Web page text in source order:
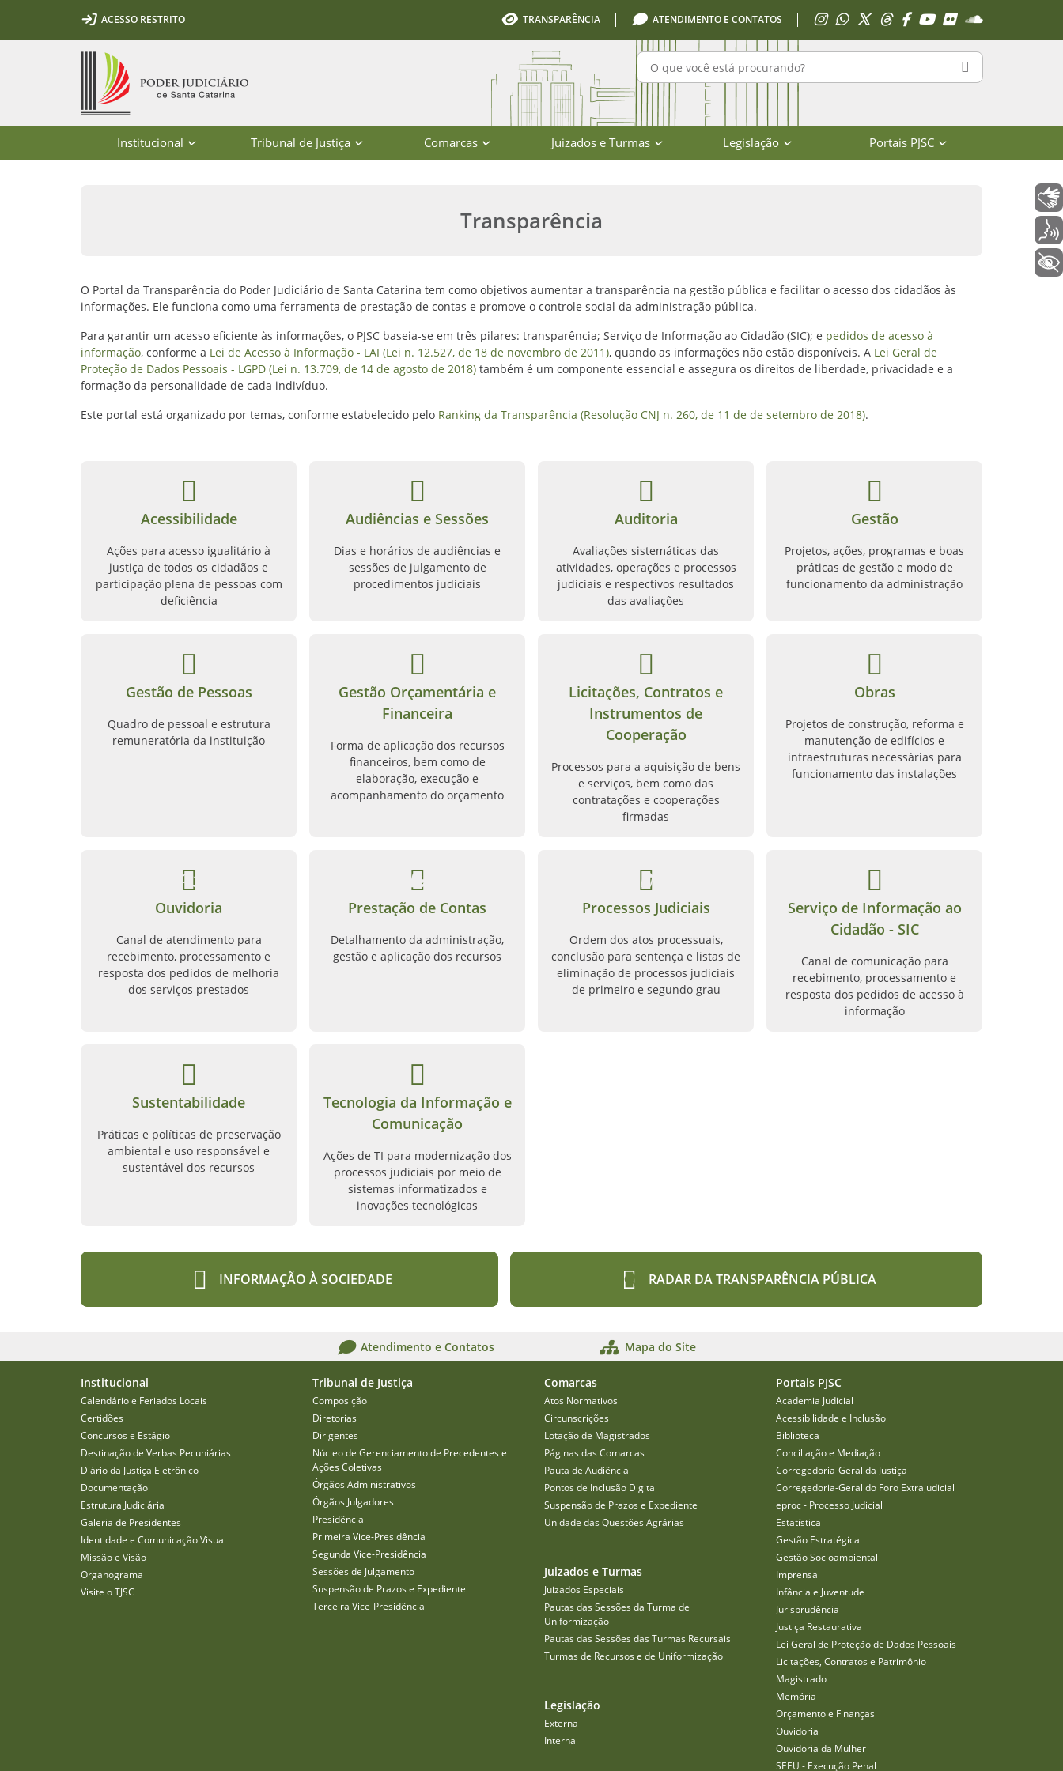
Ir para o conteúdo
Ir para a ferramenta de acessibilidade - Rybená
Ir para o menu principal
Ir para a pesquisa
Ir para o rodapé
Ir para a página inicialACESSO RESTRITO TRANSPARÊNCIA ATENDIMENTO E CONTATOS Acessar Instagram
Acessar WhatsApp
Acessar XAcessar Threads
Acessar Facebook
Acessar YouTube
Acessar Flickr
Acessar
Pesquisar no portal PESQUISAR
Institucional Tribunal de Justiça Comarcas Juizados e Turmas Legislação Portais PJSC
Transparência
O Portal da Transparência do Poder Judiciário de Santa Catarina tem como objetivos aumentar a transparência na gestão pública e facilitar o acesso dos cidadãos às
informações. Ele funciona como uma ferramenta de prestação de contas e promove o controle social da administração pública.
Para garantir um acesso eficiente às informações, o PJSC baseia-se em três pilares: transparência; Serviço de Informação ao Cidadão (SIC); e pedidos de acesso à
informação, conforme a Lei de Acesso à Informação - LAI (Lei n. 12.527, de 18 de novembro de 2011), quando as informações não estão disponíveis. A Lei Geral de
Proteção de Dados Pessoais - LGPD (Lei n. 13.709, de 14 de agosto de 2018) também é um componente essencial e assegura os direitos de liberdade, privacidade e a
formação da personalidade de cada indivíduo.
Este portal está organizado por temas, conforme estabelecido pelo Ranking da Transparência (Resolução CNJ n. 260, de 11 de de setembro de 2018).
Acessibilidade
Ações para acesso igualitário à
justiça de todos os cidadãos e
participação plena de pessoas com
deficiência
Audiências e Sessões
Dias e horários de audiências e
sessões de julgamento de
procedimentos judiciais
Auditoria
Avaliações sistemáticas das
atividades, operações e processos
judiciais e respectivos resultados
das avaliações
Gestão
Projetos, ações, programas e boas
práticas de gestão e modo de
funcionamento da administração
Gestão de Pessoas
Quadro de pessoal e estrutura
remuneratória da instituição
Gestão Orçamentária e
Financeira
Forma de aplicação dos recursos
financeiros, bem como de
elaboração, execução e
acompanhamento do orçamento
Licitações, Contratos e
Instrumentos de
Cooperação
Processos para a aquisição de bens
e serviços, bem como das
contratações e cooperações
firmadas
Obras
Projetos de construção, reforma e
manutenção de edifícios e
infraestruturas necessárias para
funcionamento das instalações
Ouvidoria
Canal de atendimento para
recebimento, processamento e
resposta dos pedidos de melhoria
dos serviços prestados
Prestação de Contas
Detalhamento da administração,
gestão e aplicação dos recursos
Processos Judiciais
Ordem dos atos processuais,
conclusão para sentença e listas de
eliminação de processos judiciais
de primeiro e segundo grau
Serviço de Informação ao
Cidadão - SIC
Canal de comunicação para
recebimento, processamento e
resposta dos pedidos de acesso à
informação
Sustentabilidade
Práticas e políticas de preservação
ambiental e uso responsável e
sustentável dos recursos
Tecnologia da Informação e
Comunicação
Ações de TI para modernização dos
processos judiciais por meio de
sistemas informatizados e
inovações tecnológicas
INFORMAÇÃO À SOCIEDADE RADAR DA TRANSPARÊNCIA PÚBLICA
Atendimento e Contatos Mapa do Site
Institucional
Calendário e Feriados Locais
Certidões
Concursos e Estágio
Destinação de Verbas Pecuniárias
Diário da Justiça Eletrônico
Documentação
Estrutura Judiciária
Galeria de Presidentes
Identidade e Comunicação Visual
Missão e Visão
Organograma
Visite o TJSC
Tribunal de Justiça
Composição
Diretorias
Dirigentes
Núcleo de Gerenciamento de Precedentes e
Ações Coletivas
Órgãos Administrativos
Órgãos Julgadores
Presidência
Primeira Vice-Presidência
Segunda Vice-Presidência
Sessões de Julgamento
Suspensão de Prazos e Expediente
Terceira Vice-Presidência
Comarcas
Atos Normativos
Circunscrições
Lotação de Magistrados
Páginas das Comarcas
Pauta de Audiência
Pontos de Inclusão Digital
Suspensão de Prazos e Expediente
Unidade das Questões Agrárias
Juizados e Turmas
Juizados Especiais
Pautas das Sessões da Turma de
Uniformização
Pautas das Sessões das Turmas Recursais
Turmas de Recursos e de Uniformização
Legislação
Externa
Interna
Portais PJSC
Academia Judicial
Acessibilidade e Inclusão
Biblioteca
Conciliação e Mediação
Corregedoria-Geral da Justiça
Corregedoria-Geral do Foro Extrajudicial
eproc - Processo Judicial
Estatística
Gestão Estratégica
Gestão Socioambiental
Imprensa
Infância e Juventude
Jurisprudência
Justiça Restaurativa
Lei Geral de Proteção de Dados Pessoais
Licitações, Contratos e Patrimônio
Magistrado
Memória
Orçamento e Finanças
Ouvidoria
Ouvidoria da Mulher
SEEU - Execução Penal